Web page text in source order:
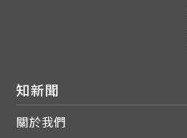
知新聞
關於我們